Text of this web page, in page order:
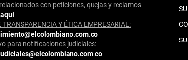
con peticiones, quejas y reclamos
TRANSPARENCIA Y ÉTICA EMPRESARIAL:
para notificaciones judiciales: